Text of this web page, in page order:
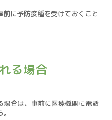
に予防接種を受けておくこと
る場合
場合は、事前に医療機関に電話